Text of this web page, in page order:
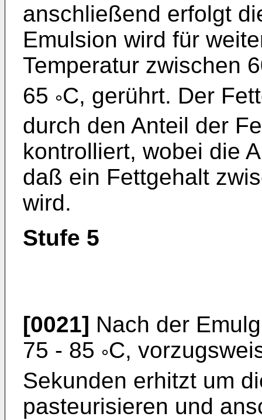
anschließend erfolgt
Emulsion wird für
Temperatur zwischen
65 °C, gerührt. Der
durch den Anteil der
kontrolliert, wobei die
daß ein Fettgehalt
wird.
Stufe 5
[0021] Nach der
75 - 85 °C,
Sekunden erhitzt um
pasteurisieren und